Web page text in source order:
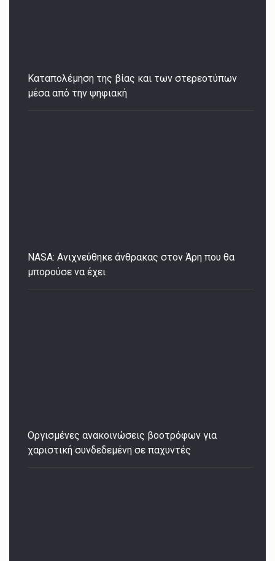
Καταπολέμηση της βίας και των στερεοτύπων
μέσα από την ψηφιακή
NASA: Ανιχνεύθηκε άνθρακας στον Άρη που θα
μπορούσε να έχει
Οργισμένες ανακοινώσεις βοοτρόφων για
χαριστική συνδεδεμένη σε παχυντές